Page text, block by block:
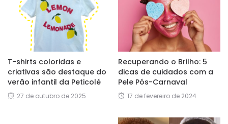
T-shirts coloridas e
criativas são destaque do
verão infantil da Peticolé
27 de outubro de 2025
Recuperando o Brilho: 5
dicas de cuidados com a
Pele Pós-Carnaval
17 de fevereiro de 2024